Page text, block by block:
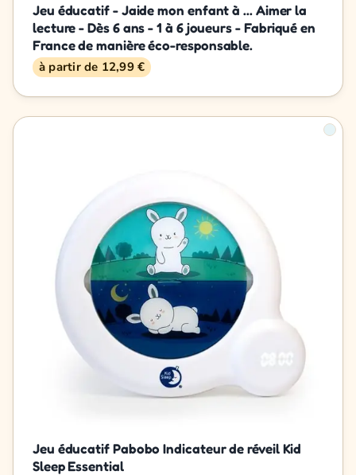
Jeu éducatif - Jaide mon enfant à ... Aimer la
lecture - Dès 6 ans - 1 à 6 joueurs - Fabriqué en
France de manière éco-responsable.
à partir de 12,99 €
Jeu éducatif Pabobo Indicateur de réveil Kid
Sleep Essential